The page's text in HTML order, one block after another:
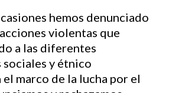
hemos denunciado
violentas que
a las diferentes
y étnico
marco de la lucha por el